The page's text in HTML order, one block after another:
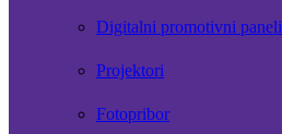
Digitalni promotivni paneli
Projektori
Fotopribor